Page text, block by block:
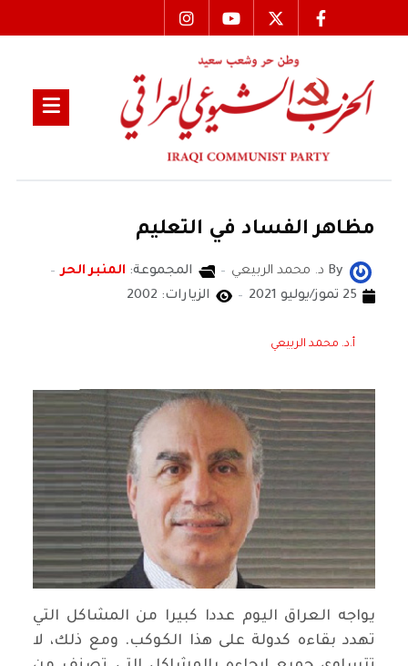
مظاهر الفساد في التعليم
By د. محمد الربيعي المجموعة: المنبر الحر
25 تموز/يوليو 2021
الزيارات: 2002
أ.د. محمد الربيعي
يواجه العراق اليوم عددا كبيرا من المشاكل التي
تهدد بقاءه كدولة على هذا الكوكب. ومع ذلك، لا